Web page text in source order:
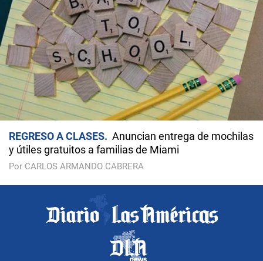
REGRESO A CLASES
Anuncian entrega de mochilas
y útiles gratuitos a familias de Miami
Por CARLOS ARMANDO CABRERA